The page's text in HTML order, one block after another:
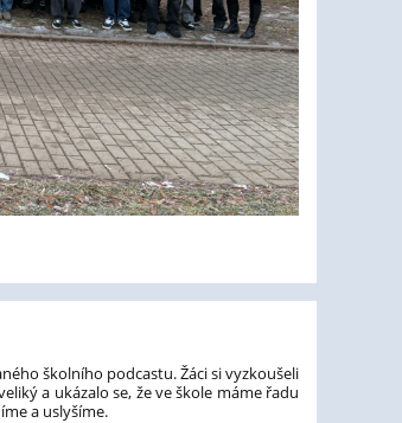
školního podcastu. Žáci si vyzkoušeli
a ukázalo se, že ve škole máme řadu
a uslyšíme.